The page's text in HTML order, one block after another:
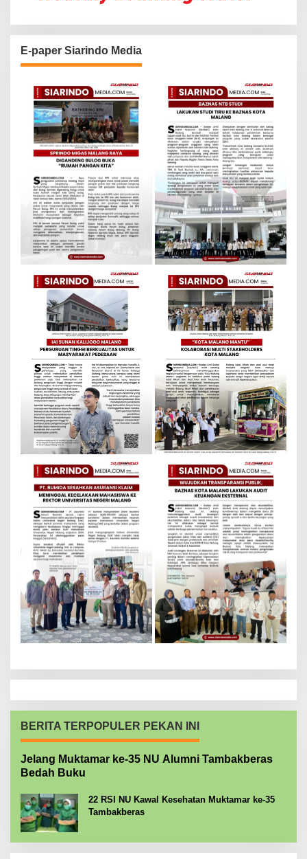
E-paper Siarindo Media
BERITA TERPOPULER PEKAN INI
Jelang Muktamar ke-35 NU Alumni Tambakberas
Bedah Buku
22 RSI NU Kawal Kesehatan Muktamar ke-35
Tambakberas